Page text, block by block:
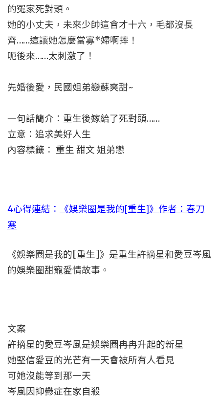
的冤家死對頭。
她的小丈夫，未來少帥這會才十六，毛都沒長
齊……這讓她怎麼當寡*婦啊摔！
呃後來……太刺激了！
先婚後愛，民國姐弟戀蘇爽甜~
一句話簡介：重生後嫁給了死對頭……
立意：追求美好人生
內容標籤： 重生 甜文 姐弟戀
4心得連結：
《娛樂圈是我的[重生]》作者：春刀
寒
《娛樂圈是我的[重生]》是重生許摘星和愛豆岑風
的娛樂圈甜寵愛情故事。
文案
許摘星的愛豆岑風是娛樂圈冉冉升起的新星
她堅信愛豆的光芒有一天會被所有人看見
可她沒能等到那一天
岑風因抑鬱症在家自殺